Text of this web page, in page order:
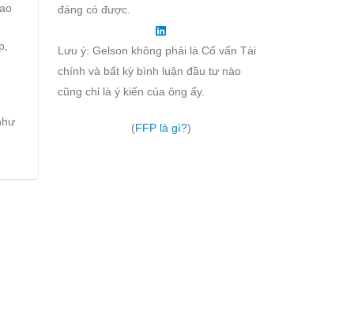
đáng có được.
Lưu ý: Gelson không phải là Cố vấn Tài
chính và bất kỳ bình luận đầu tư nào
cũng chỉ là ý kiến của ông ấy.
(FFP là gì?)